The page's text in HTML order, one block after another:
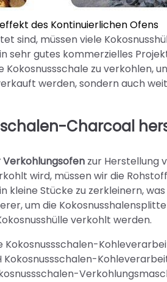
des Kontinuierlichen Ofens
sind, müssen viele
sehr gutes kommerzielles
zu verkohlen,
werden, sondern auch
Charcoal
zur Herstellung
wird, müssen wir die
kleine Stücke zu zerkleinern,
um die
verkohlt werden.